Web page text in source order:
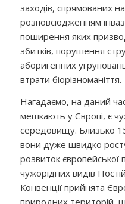
заходів, спрямованих
розповсюдженням
поширення яких
збитків, порушення
аборигенних
втрати біорізноманіття.
Нагадаємо, на даний
мешкають у Європі, є
середовищу. Близько
вони дуже швидко
розвиток європейської
чужорідних видів
Конвенції прийнята
природних територій,